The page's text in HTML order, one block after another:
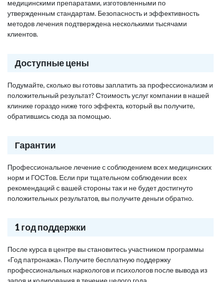
медицинскими препаратами, изготовленными по
утвержденным стандартам. Безопасность и эффективность
методов лечения подтверждена несколькими тысячами
клиентов.
Доступные цены
Подумайте, сколько вы готовы заплатить за профессионализм и
положительный результат? Стоимость услуг компании в нашей
клинике гораздо ниже того эффекта, который вы получите,
обратившись сюда за помощью.
Гарантии
Профессиональное лечение с соблюдением всех медицинских
норм и ГОСТов. Если при тщательном соблюдении всех
рекомендаций с вашей стороны так и не будет достигнуто
положительных результатов, вы получите деньги обратно.
1 год поддержки
После курса в центре вы становитесь участником программы
«Год патронажа». Получите бесплатную поддержку
профессиональных наркологов и психологов после вывода из
запоя и кодирования в течение целого года.